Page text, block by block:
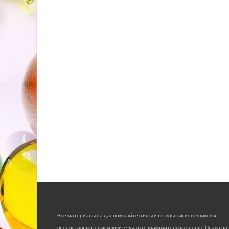
Все материалы на данном сайте взяты из открытых источников и
предоставляются исключительно в ознакомительных целях. Права на